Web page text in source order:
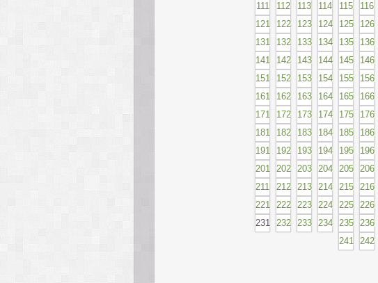
111
112 113 114 115 116
121
122 123 124 125 126
131
132 133 134 135 136
141
142 143 144 145 146
151
152 153 154 155 156
161
162 163 164 165 166
171
172 173 174 175 176
181
182 183 184 185 186
191
192 193 194 195 196
201 202 203 204 205 206
211
212 213 214 215 216
221 222 223 224 225 226
231 232 233 234 235 236
241 242